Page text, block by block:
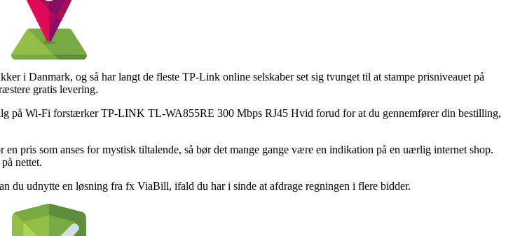
i Danmark, og så har langt de fleste TP-Link online selskaber set sig tvunget til at stampe prisniveauet på
gratis levering.
på Wi-Fi forstærker TP-LINK TL-WA855RE 300 Mbps RJ45 Hvid forud for at du gennemfører din bestilling,
pris som anses for mystisk tiltalende, så bør det mange gange være en indikation på en uærlig internet shop.
nettet.
du udnytte en løsning fra fx ViaBill, ifald du har i sinde at afdrage regningen i flere bidder.